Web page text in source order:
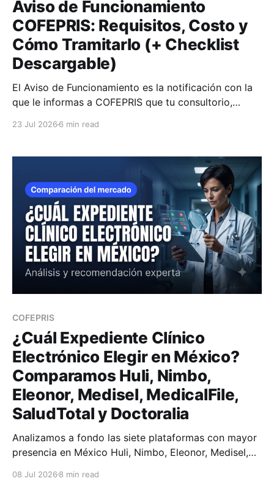
Aviso de Funcionamiento
COFEPRIS: Requisitos, Costo y
Cómo Tramitarlo (+ Checklist
Descargable)
El Aviso de Funcionamiento es la notificación con la
que le informas a COFEPRIS que tu consultorio,
23 Jul 2026 6 min read
COFEPRIS
¿Cuál Expediente Clínico
Electrónico Elegir en México?
Comparamos Huli, Nimbo,
Eleonor, Medisel, MedicalFile,
SaludTotal y Doctoralia
Analizamos a fondo las siete plataformas con mayor
presencia en México Huli, Nimbo, Eleonor, Medisel,
08 Jul 2026 8 min read